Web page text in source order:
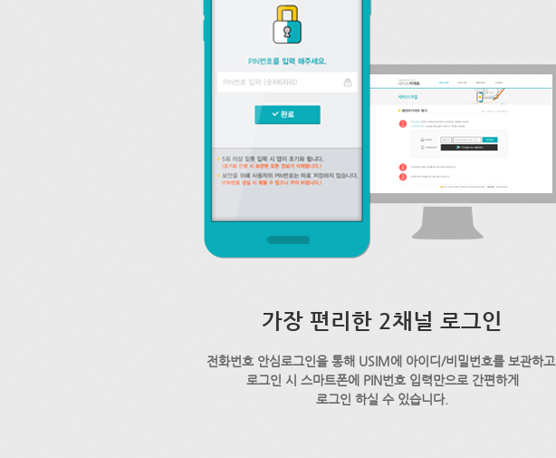
가장 편리한 2채널 로그인
전화번호 안심로그인을 통해 USIM에 아이디/비밀번호를 보관하고,
로그인 시 스마트폰에 PIN번호 입력만으로 간편하게
로그인 하실 수 있습니다.